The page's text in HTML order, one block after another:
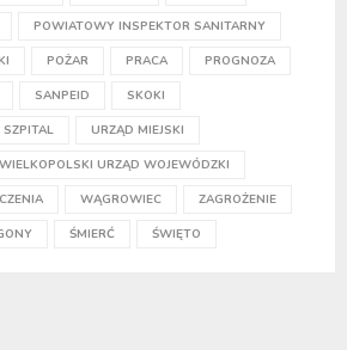
POWIATOWY INSPEKTOR SANITARNY
POŻAR PRACA PROGNOZA
SANPEID SKOKI
SZPITAL URZĄD MIEJSKI
WIELKOPOLSKI URZĄD WOJEWÓDZKI
WĄGROWIEC ZAGROŻENIE
ŚMIERĆ ŚWIĘTO